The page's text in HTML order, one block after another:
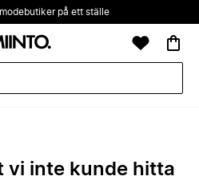
på ett ställe
vi inte kunde hitta